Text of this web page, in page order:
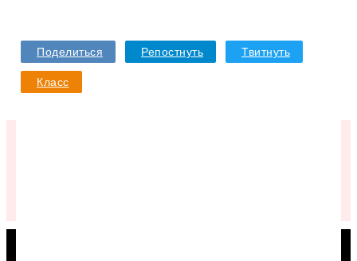
Поделиться Репостнуть Твитнуть
Класс